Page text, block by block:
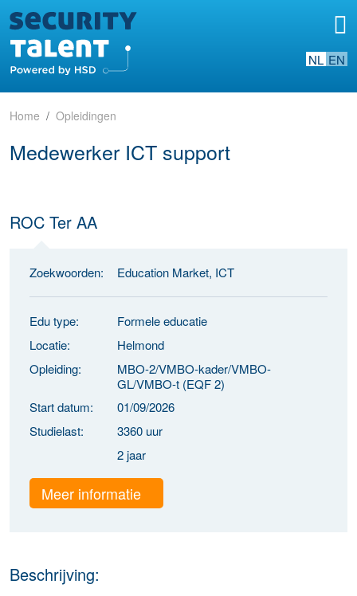
NL EN
Home Opleidingen
Medewerker ICT support
ROC Ter AA
Zoekwoorden: Education Market, ICT
Edu type:
Formele educatie
Locatie:
Helmond
Opleiding:
MBO-2/VMBO-kader/VMBO-
GL/VMBO-t (EQF 2)
Start datum:
01/09/2026
Studielast:
3360 uur
2 jaar
Meer informatie
Beschrijving: